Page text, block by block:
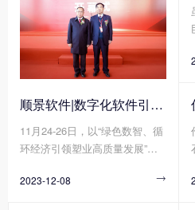
顺景软件|数字化软件引领新材料产业绿色智造新篇章
11月24-26日，以“绿色数智、循
环经济引领塑业高质量发展”为
色智造展览会在绍兴正式拉开帷
2023-12-08 